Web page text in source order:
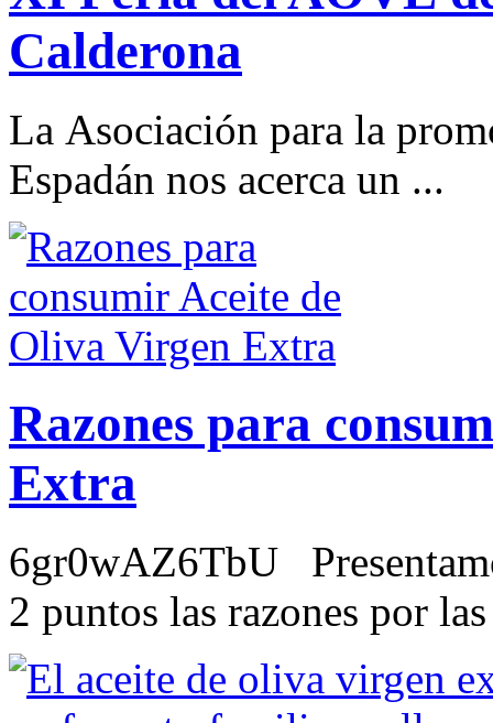
Calderona
La Asociación para la
Espadán nos acerca un ...
Razones para
Extra
6gr0wAZ6TbU
2 puntos las razones por